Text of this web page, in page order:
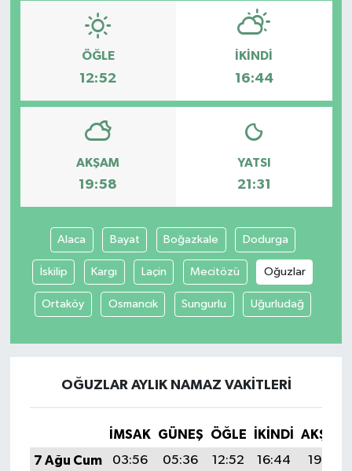
ÖĞLE
12:52
İKINDI
16:44
AKŞAM
19:58
YATSI
21:31
Alaca Bayat Boğazkale Dodurga
İskilip Kargı Laçin Mecitözü Oğuzlar
Ortaköy Osmancık Sungurlu Uğurludağ
OĞUZLAR AYLIK NAMAZ VAKITLERI
İMSAK GÜNEŞ ÖĞLE İKINDI
AKŞAM
7 Ağu Cum
03:56 05:36 12:52 16:44
19:58